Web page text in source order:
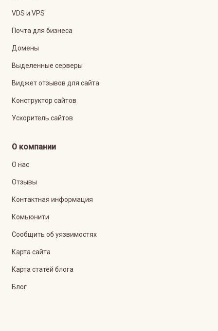
VDS и VPS
Почта для бизнеса
Домены
Выделенные серверы
Виджет отзывов для сайта
Конструктор сайтов
Ускоритель сайтов
О компании
О нас
Отзывы
Контактная информация
Комьюнити
Сообщить об уязвимостях
Карта сайта
Карта статей блога
Блог